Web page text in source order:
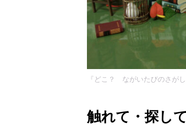
『どこ？ ながいたびのさが
触れて・探し